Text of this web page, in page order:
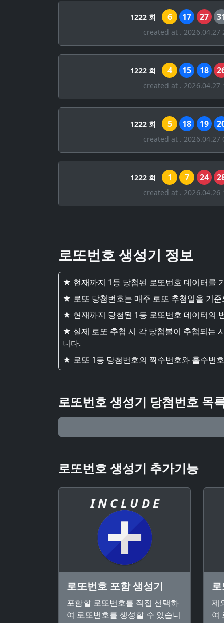
1222 회 6 17 27
created at . 2026.04.27
1222 회 4 15 18
created at . 2026.04.27
1222 회 5 18 19
created at . 2026.04.27
1222 회 1 7 24
created at . 2026.04.26
로또번호 생성기 정보
★ 현재까지 1등 당첨된 로또번호 데이터를
★ 로또 당첨번호는 매주 로또 추첨일을 기
★ 현재까지 당첨된 1등 로또번호 데이터의
★ 실제 로또 추첨 시 각 당첨볼이 추첨되는
니다.
★ 로또 1등 당첨번호의 짝수번호와 홀수번
로또번호 생성기 당첨번호 목
로또번호 생성기 추가기능
I N C L U D E
로또번호 포함 생성기
포함할 로또번호를 직접 선택하
여 로또번호를 생성할 수 있습니
제
여